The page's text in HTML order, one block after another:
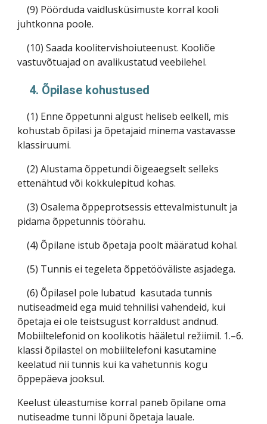
(9) Pöörduda vaidlusküsimuste korral kooli
juhtkonna poole.
(10) Saada koolitervishoiuteenust. Kooliõe
vastuvõtuajad on avalikustatud veebilehel.
4. Õpilase kohustused
(1) Enne õppetunni algust heliseb eelkell, mis
kohustab õpilasi ja õpetajaid minema vastavasse
klassiruumi.
(2) Alustama õppetundi õigeaegselt selleks
ettenähtud või kokkulepitud kohas.
(3) Osalema õppeprotsessis ettevalmistunult ja
pidama õppetunnis töörahu.
(4) Õpilane istub õpetaja poolt määratud kohal.
(5) Tunnis ei tegeleta õppetööväliste asjadega.
(6) Õpilasel pole lubatud kasutada tunnis
nutiseadmeid ega muid tehnilisi vahendeid, kui
õpetaja ei ole teistsugust korraldust andnud.
Mobiiltelefonid on koolikotis hääletul režiimil. 1.–6.
klassi õpilastel on mobiiltelefoni kasutamine
keelatud nii tunnis kui ka vahetunnis kogu
õppepäeva jooksul.
Keelust üleastumise korral paneb õpilane oma
nutiseadme tunni lõpuni õpetaja lauale.